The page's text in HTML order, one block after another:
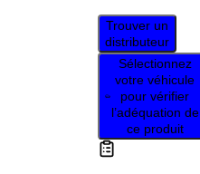
Trouver un
distributeur
Sélectionnez
votre véhicule
pour vérifier
l’adéquation de
ce produit